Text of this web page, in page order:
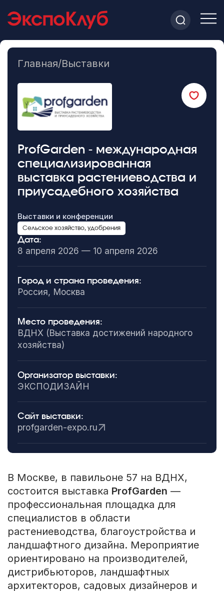
Главная/Выставки
ProfGarden - международная
специализированная
выставка растениеводства и
приусадебного хозяйства
Выставки и конференции
Сельское хозяйство, удобрения
Дата:
8 апреля 2026 — 10 апреля 2026
Город и страна проведения:
Россия, Москва
Место проведения:
ВДНХ (Выставка достижений народного
хозяйства)
Организатор выставки:
ЭКСПОДИЗАЙН
Сайт выставки:
profgarden-expo.ru
В Москве, в павильоне 57 на ВДНХ,
состоится выставка ProfGarden —
профессиональная площадка для
специалистов в области
растениеводства, благоустройства и
ландшафтного дизайна. Мероприятие
ориентировано на производителей,
дистрибьюторов, ландшафтных
архитекторов, садовых дизайнеров и